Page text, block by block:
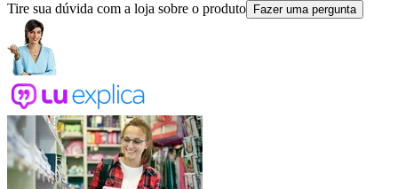
Tire sua dúvida com a loja sobre o produto Fazer uma pergunta